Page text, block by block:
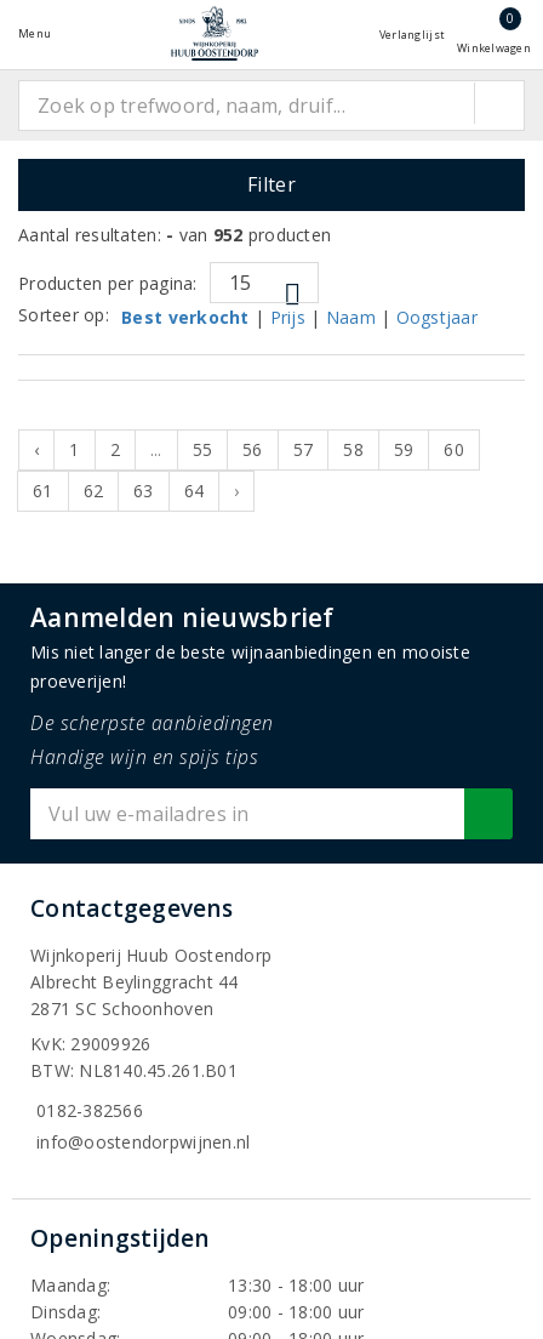
Menu Verlanglijst
0
Winkelwagen
Filter
Aantal resultaten: - van 952 producten
Producten per pagina:
Sorteer op:
Best verkocht | Prijs | Naam | Oogstjaar
‹ 1 2 ... 55 56 57 58 59
60
61
62 63 64 ›
Aanmelden nieuwsbrief
Mis niet langer de beste wijnaanbiedingen en mooiste
proeverijen!
De scherpste aanbiedingen
Handige wijn en spijs tips
Contactgegevens
Wijnkoperij Huub Oostendorp
Albrecht Beylinggracht 44
2871 SC Schoonhoven
KvK: 29009926
BTW: NL8140.45.261.B01
0182-382566
info@oostendorpwijnen.nl
Openingstijden
Maandag:
13:30 - 18:00 uur
Dinsdag:
09:00 - 18:00 uur